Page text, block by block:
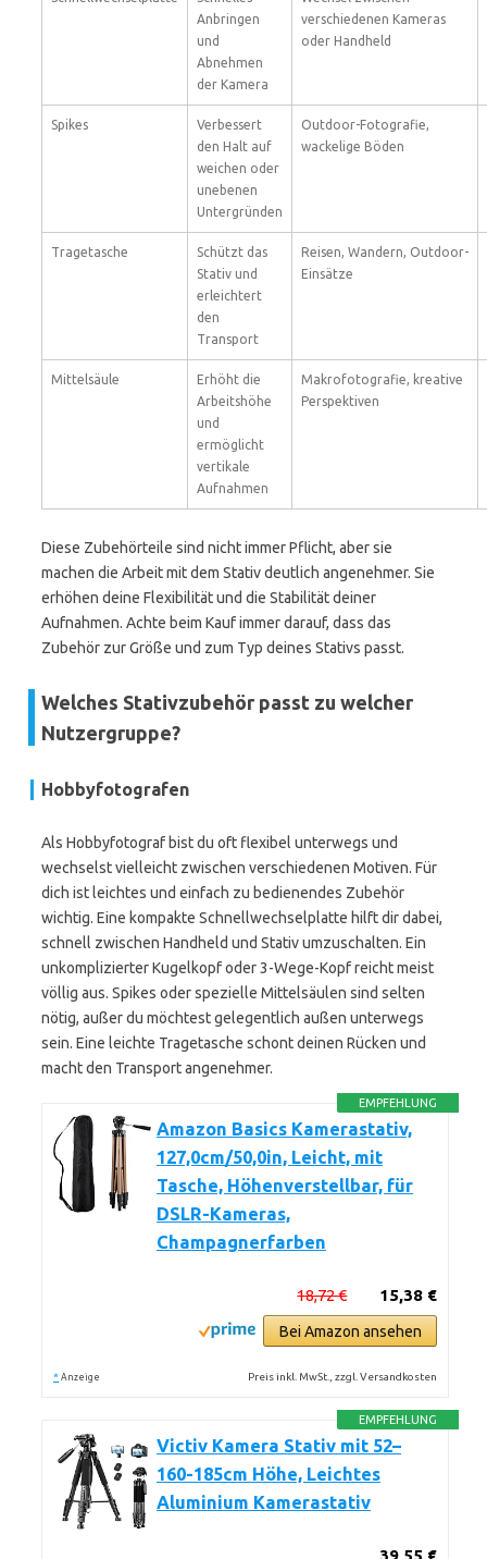
Anbringen
und
Abnehmen
der Kamera
verschiedenen Kameras
oder Handheld
Spikes
Verbessert
den Halt auf
weichen oder
unebenen
Untergründen
Outdoor-Fotografie,
wackelige Böden
Tragetasche
Schützt das
Stativ und
erleichtert
den
Transport
Reisen, Wandern, Outdoor-
Einsätze
Mittelsäule
Erhöht die
Arbeitshöhe
und
ermöglicht
vertikale
Aufnahmen
Makrofotografie, kreative
Perspektiven
Diese Zubehörteile sind nicht immer Pflicht, aber sie
machen die Arbeit mit dem Stativ deutlich angenehmer. Sie
erhöhen deine Flexibilität und die Stabilität deiner
Aufnahmen. Achte beim Kauf immer darauf, dass das
Zubehör zur Größe und zum Typ deines Stativs passt.
Welches Stativzubehör passt zu welcher
Nutzergruppe?
Hobbyfotografen
Als Hobbyfotograf bist du oft flexibel unterwegs und
wechselst vielleicht zwischen verschiedenen Motiven. Für
dich ist leichtes und einfach zu bedienendes Zubehör
wichtig. Eine kompakte Schnellwechselplatte hilft dir dabei,
schnell zwischen Handheld und Stativ umzuschalten. Ein
unkomplizierter Kugelkopf oder 3-Wege-Kopf reicht meist
völlig aus. Spikes oder spezielle Mittelsäulen sind selten
nötig, außer du möchtest gelegentlich außen unterwegs
sein. Eine leichte Tragetasche schont deinen Rücken und
macht den Transport angenehmer.
EMPFEHLUNG
Amazon Basics Kamerastativ,
127,0cm/50,0in, Leicht, mit
Tasche, Höhenverstellbar, für
DSLR-Kameras,
Champagnerfarben
15,38 €
18,72 €
Bei Amazon ansehen
* Anzeige Preis inkl. MwSt., zzgl. Versandkosten
EMPFEHLUNG
Victiv Kamera Stativ mit 52–
160-185cm Höhe, Leichtes
Aluminium Kamerastativ
39,55 €